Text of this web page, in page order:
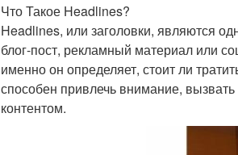
Что Такое Headlines?
Headlines, или заголовки, являются
блог-пост, рекламный материал или
именно он определяет, стоит ли
способен привлечь внимание,
контентом.